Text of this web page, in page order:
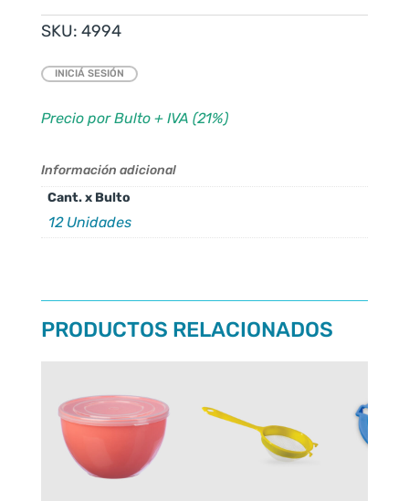
SKU: 4994
INICIÁ SESIÓN
Precio por Bulto + IVA (21%)
Información adicional
Cant. x Bulto
12 Unidades
PRODUCTOS RELACIONADOS